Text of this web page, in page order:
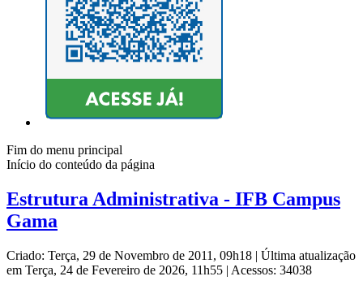
Fim do menu principal
Início do conteúdo da página
Estrutura Administrativa - IFB Campus
Gama
Criado: Terça, 29 de Novembro de 2011, 09h18 | Última atualização
em Terça, 24 de Fevereiro de 2026, 11h55 | Acessos: 34038